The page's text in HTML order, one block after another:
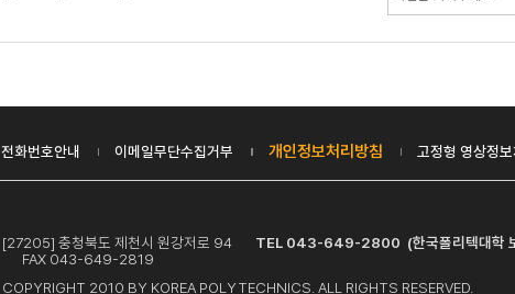
전화번호안내 이메일무단수집거부 개인정보처리방침 고정형 영상정
[27205] 충청북도 제천시 원강저로 94 TEL 043-649-2800 (한국폴리텍대학
FAX 043-649-2819
COPYRIGHT 2010 BY KOREA POLYTECHNICS. ALL RIGHTS RESERVED.